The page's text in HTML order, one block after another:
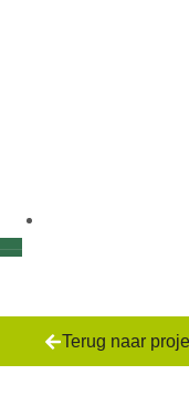
Terug naar